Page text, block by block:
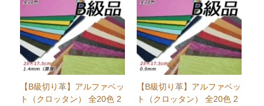
【B級切り革】アルファベッ
ト（クロッタン） 全20色 2
【B級切り革】アルファベッ
ト（クロッタン） 全20色 2